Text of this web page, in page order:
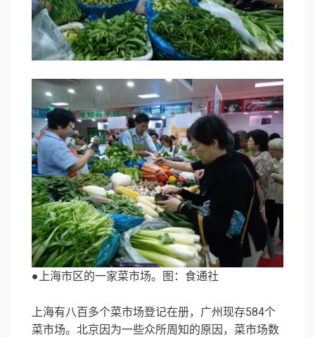
●上海市区的一家菜市场。图：食通社
上海有八百多个菜市场登记在册，广州现存584个
菜市场。北京因为一些众所周知的原因，菜市场数